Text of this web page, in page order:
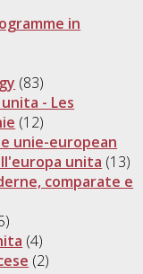
in
(83)
- Les
(12)
unie-european
unita (13)
comparate e
(4)
(2)